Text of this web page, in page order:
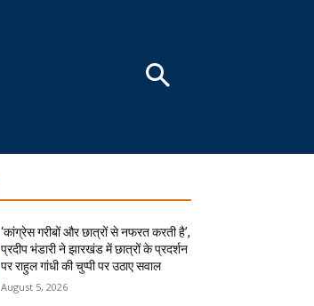
‘कांग्रेस गरीबों और छात्रों से नफरत करती है’,
प्रदीप भंडारी ने झारखंड में छात्रों के प्रदर्शन
पर राहुल गांधी की चुप्पी पर उठाए सवाल
August 5, 2026